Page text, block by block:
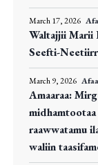
March 17, 2026
Waltajjii Marii
Seefti-
March 9, 2026
Amaaraa:
raawwatamu
waliin